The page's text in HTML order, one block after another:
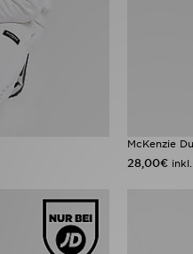
McKenzie
28,00€ inkl.